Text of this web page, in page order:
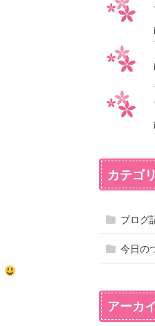
カテゴ
ブログ
今日の
アーカ